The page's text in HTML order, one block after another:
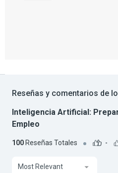
Reseñas y comentarios de
Inteligencia Artificial:
Empleo
100 Reseñas Totales -
Most Relevant